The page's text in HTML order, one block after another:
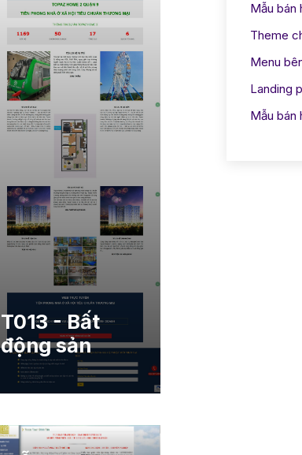
T013 - Bất
động sản
Mẫu bán
Theme
Menu
Landing
Mẫu bán